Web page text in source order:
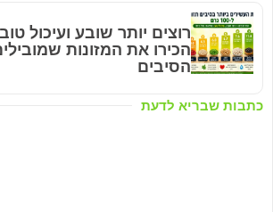
כתבות שבריא לדעת
רוצים יותר שובע ועיכול
הכירו את המזונות
הסיבים